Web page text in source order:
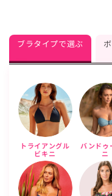
ブラタイプで選ぶ
トライアングル
ビキニ
バンドゥ
ニ